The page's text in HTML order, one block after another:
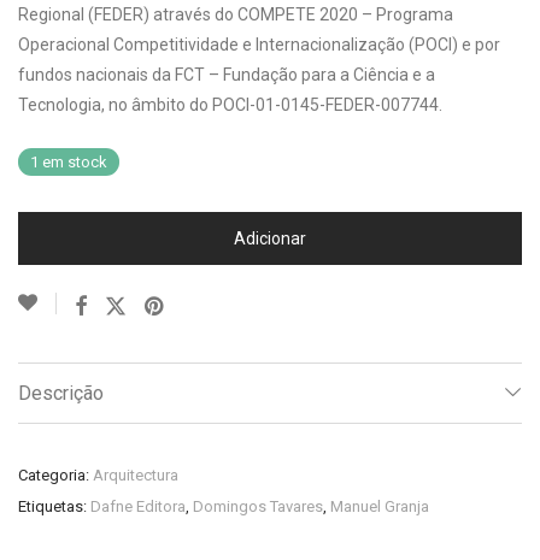
Regional (FEDER) através do COMPETE 2020 – Programa
Operacional Competitividade e Internacionalização (POCI) e por
fundos nacionais da FCT – Fundação para a Ciência e a
Tecnologia, no âmbito do POCI-01-0145-FEDER-007744.
1 em stock
Adicionar
Descrição
Categoria: Arquitectura
Etiquetas: Dafne Editora, Domingos Tavares, Manuel Granja